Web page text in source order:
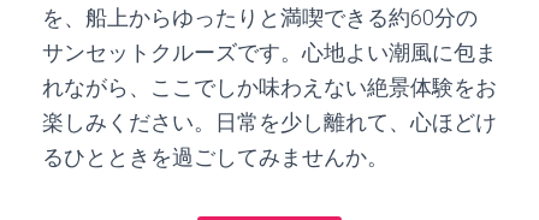
を、船上からゆったりと満喫できる約60分の
サンセットクルーズです。心地よい潮風に包ま
れながら、ここでしか味わえない絶景体験をお
楽しみください。日常を少し離れて、心ほどけ
るひとときを過ごしてみませんか。